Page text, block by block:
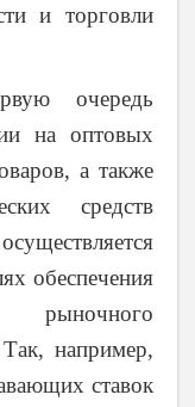
и торговли
очередь
на оптовых
а также
средств
обеспечения
рыночного
например,
ставок